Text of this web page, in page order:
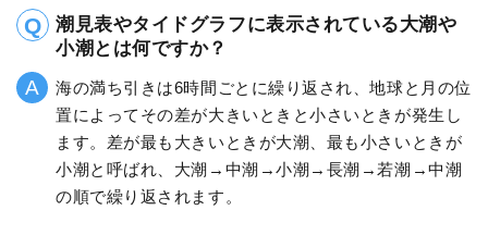
潮見表やタイドグラフに表示されている大潮や
小潮とは何ですか？
海の満ち引きは6時間ごとに繰り返され、地球と月の位
置によってその差が大きいときと小さいときが発生し
ます。差が最も大きいときが大潮、最も小さいときが
小潮と呼ばれ、大潮→中潮→小潮→長潮→若潮→中潮
の順で繰り返されます。